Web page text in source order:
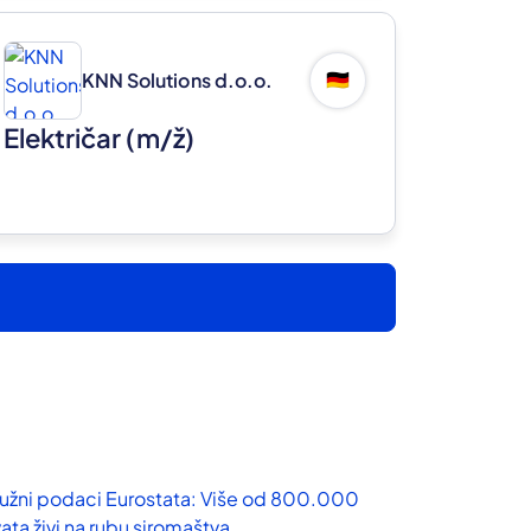
KNN Solutions d.o.o. 🇩🇪
Električar(m/ž)